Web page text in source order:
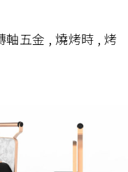
五金 , 燒烤時 , 烤